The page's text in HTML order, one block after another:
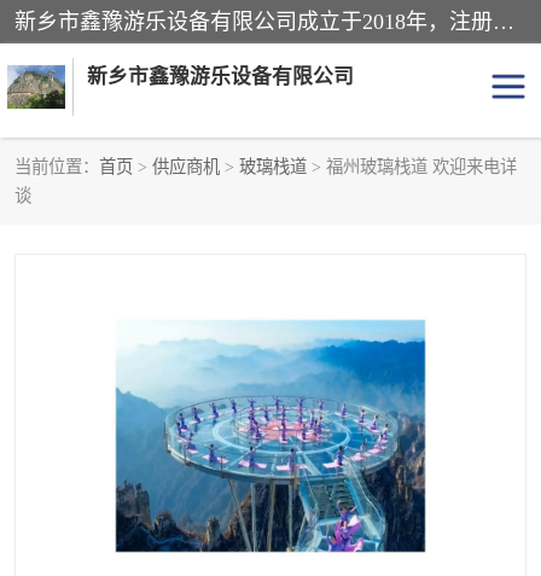
新乡市鑫豫游乐设备有限公司成立于2018年，注册地位于河南省。经营范围包括游乐设备、滑索、滑道、空中自行车、吊桥、拓展器材、攀岩器材、趣桥、悬崖秋千、网红桥、儿童乐园设备、水上乐园设备、丛林穿越设备、音乐呐喊设备、轨道滑车、栈道、玻璃滑道、观景平台、景观包装的设计、制造、销售、安装、维修，景区策划服务。
新乡市鑫豫游乐设备有限公司
当前位置： 首页 > 供应商机 > 玻璃栈道 > 福州玻璃栈道 欢迎来电详
谈
水上乐园设备
攀岩器材
空中自行车
玻璃滑道